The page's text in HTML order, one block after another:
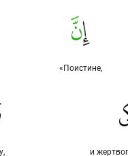
«Поистине,
и